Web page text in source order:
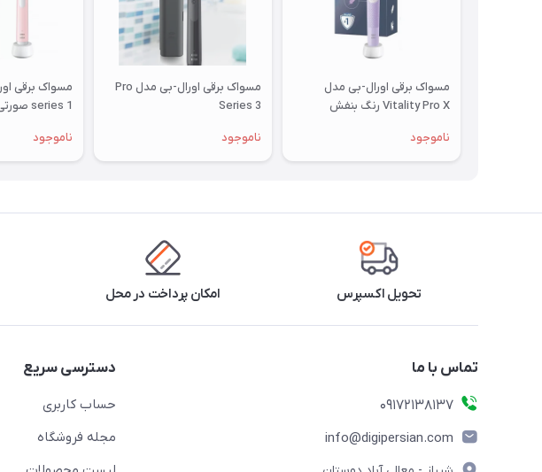
مسواک برقی اورال-بی مدل
Vitality Pro X رنگ بنفش
ناموجود
مسواک برقی اورال-بی مدل Pro
Series 3
ناموجود
series 1 صورتی
ناموجود
تحویل اکسپرس امکان پرداخت در محل
تماس با ما
09172138137
info@digipersian.com
دسترسی سریع
حساب کاربری
مجله فروشگاه